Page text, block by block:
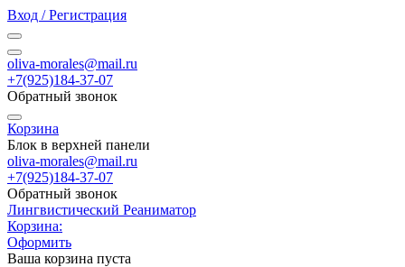
Вход / Регистрация
oliva-morales@mail.ru
+7(925)184-37-07
Обратный звонок
Корзина
Блок в верхней панели
oliva-morales@mail.ru
+7(925)184-37-07
Обратный звонок
Лингвистический Реаниматор
Корзина:
Оформить
Ваша корзина пуста